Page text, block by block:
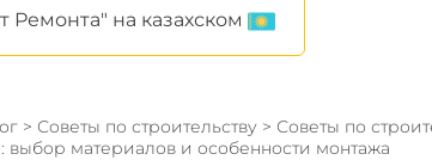
Ремонта" на казахском
> Советы по строительству > Советы по
материалов и особенности монтажа